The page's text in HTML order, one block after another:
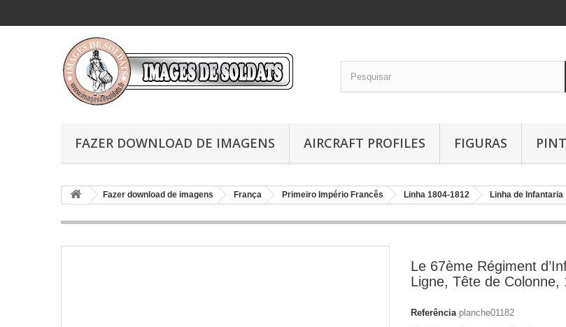
FAZER DOWNLOAD DE IMAGENS AIRCRAFT PROFILES FIGURAS
Fazer download de imagens França Primeiro Império Francês Linha 1804-1812 Linha de Infantaria
Le 67ème Régiment
Ligne, Tête de Colonne,
Referência planche01182